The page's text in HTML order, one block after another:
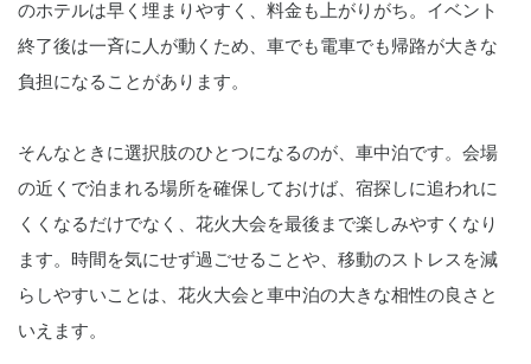
のホテルは早く埋まりやすく、料金も上がりがち。イベント
終了後は一斉に人が動くため、車でも電車でも帰路が大きな
負担になることがあります。
そんなときに選択肢のひとつになるのが、車中泊です。会場
の近くで泊まれる場所を確保しておけば、宿探しに追われに
くくなるだけでなく、花火大会を最後まで楽しみやすくなり
ます。時間を気にせず過ごせることや、移動のストレスを減
らしやすいことは、花火大会と車中泊の大きな相性の良さと
いえます。